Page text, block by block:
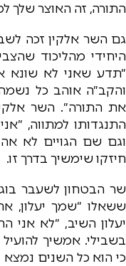
התורה, זה האוצר שלך
גם השר אלקין זכה
היחידי מהליכוד
״תדע שאני לא שונא
והקב״ה אוהב כל
את התורה״. השר
התנגדותו למתווה,
וגם שם הגויים לא
חיזקו שימשיך בדרך זו.
שר הבטחון לשעבר
ששאלו ״שמך יעלון,
יעלון השיב, ״לא אני
בשבילי. אמשיך
כי הוא כל השנים